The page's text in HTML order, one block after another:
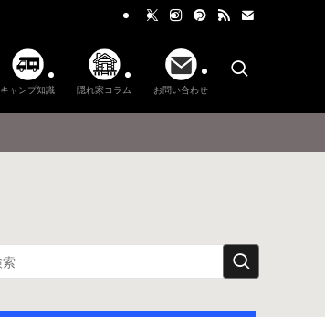
キャンプ知識 隠れ家コラム お問い合わせ